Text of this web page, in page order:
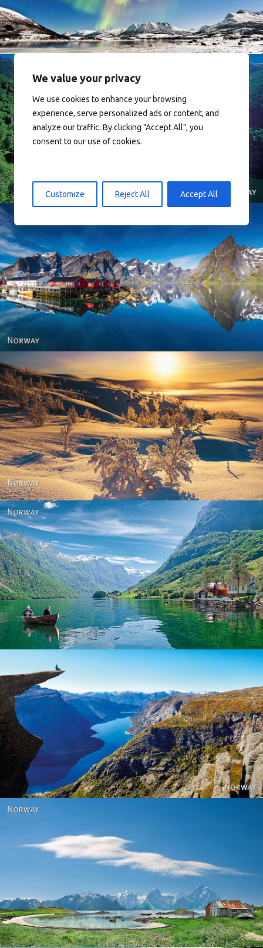
We value your privacy
We use cookies to enhance your browsing
experience, serve personalized ads or content, and
analyze our traffic. By clicking "Accept All", you
consent to our use of cookies.
Customize Reject All Accept All
Norway
Reine - Lofoten, Nord Norge. North Norway.
Norway - Winter gold
Norway
Norway